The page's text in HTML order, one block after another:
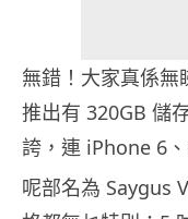
無錯！大家真係無
推出有 320GB 儲
誇，連 iPhone 6
呢部名為 Saygus